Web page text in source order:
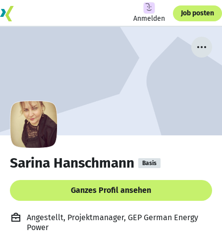
Anmelden
Job posten
Sarina Hanschmann Basis
Ganzes Profil ansehen
Angestellt, Projektmanager, GEP German Energy
Power